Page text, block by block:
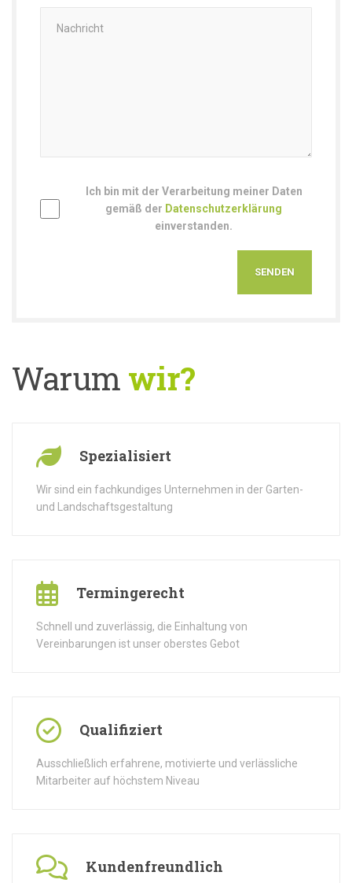
Ich bin mit der Verarbeitung meiner Daten
gemäß der Datenschutzerklärung
einverstanden.
Warum wir?
Spezialisiert
Wir sind ein fachkundiges Unternehmen in der Garten-
und Landschaftsgestaltung
Termingerecht
Schnell und zuverlässig, die Einhaltung von
Vereinbarungen ist unser oberstes Gebot
Qualifiziert
Ausschließlich erfahrene, motivierte und verlässliche
Mitarbeiter auf höchstem Niveau
Kundenfreundlich